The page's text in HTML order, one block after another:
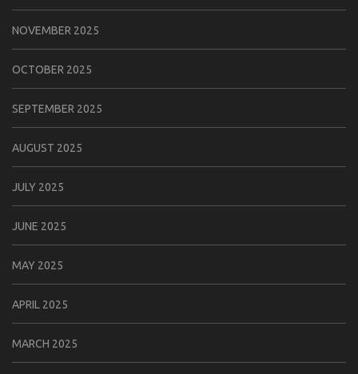
NOVEMBER 2025
OCTOBER 2025
SEPTEMBER 2025
AUGUST 2025
JULY 2025
JUNE 2025
MAY 2025
APRIL 2025
MARCH 2025